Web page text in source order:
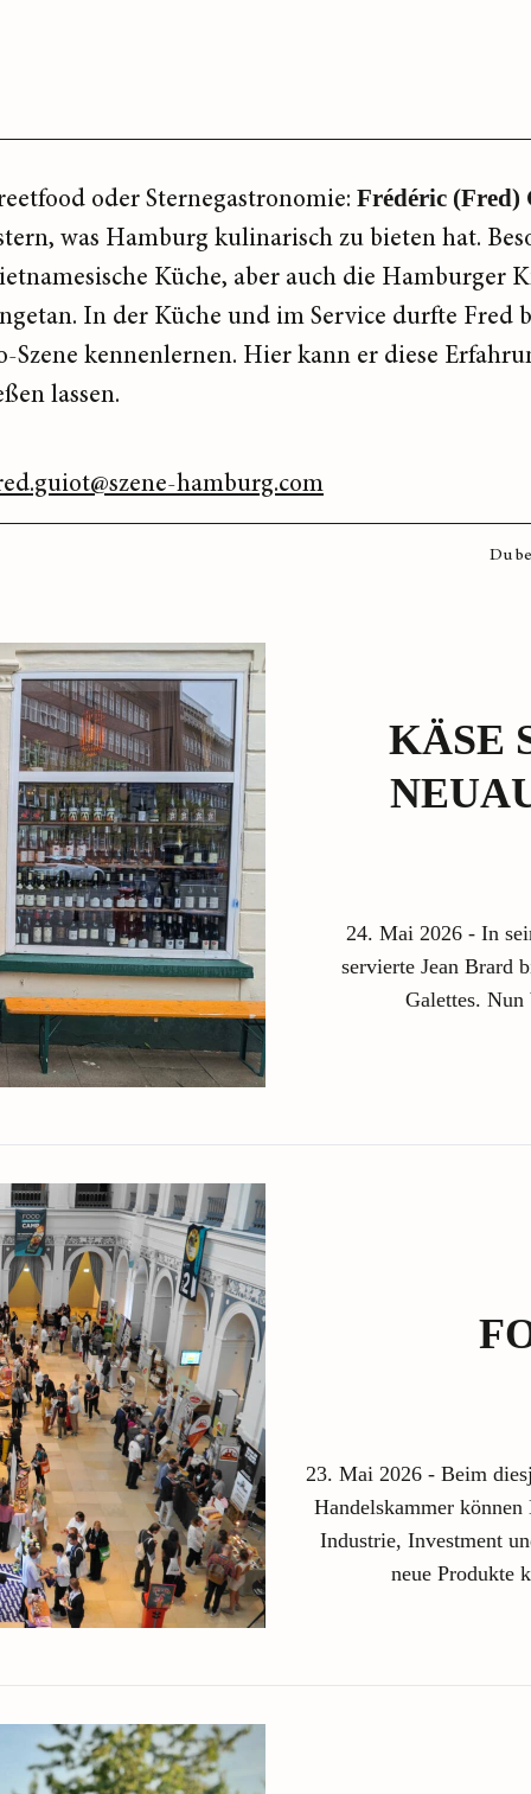
oder Sternegastronomie: Frédéric (Fred)
was Hamburg kulinarisch zu bieten hat.
Küche, aber auch die Hamburger
In der Küche und im Service durfte Fred
Szene kennenlernen. Hier kann er diese
lassen.
hamburg.com
Du
KÄSE
24. Mai 2026 - In
servierte Jean Brard
Galettes. Nun
23. Mai 2026 - Beim
Handelskammer
Industrie, Investment
neue Produkte